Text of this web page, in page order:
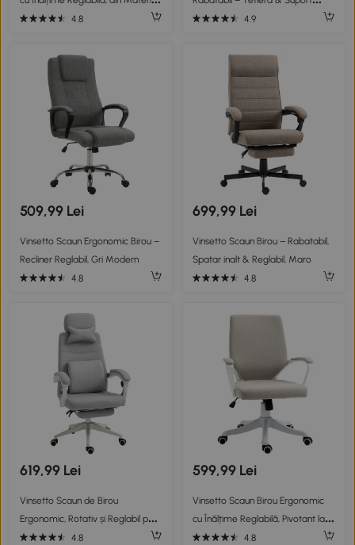
Textil, 68x76x109-117 cm, Maro
4.8
Picioare
4.9
509,99 Lei
Vinsetto Scaun Ergonomic Birou –
Recliner Reglabil, Gri Modern
4.8
699,99 Lei
Vinsetto Scaun Birou – Rabatabil,
Spatar inalt & Reglabil, Maro
4.8
619,99 Lei
Vinsetto Scaun de Birou
Ergonomic, Rotativ și Reglabil pe
Înălțime, Tapițat, Gri
4.8
599,99 Lei
Vinsetto Scaun Birou Ergonomic
cu Înălțime Reglabilă, Pivotant la
360° și Legănare, 62x69x92-100
4.8